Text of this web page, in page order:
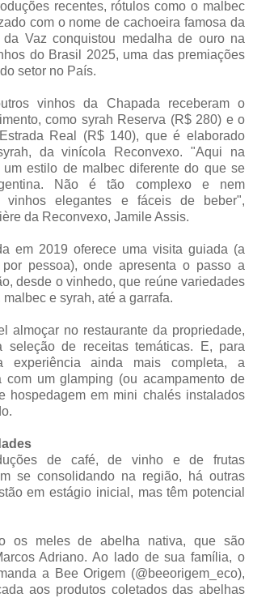
recentes, rótulos como o malbec
com o nome de cachoeira famosa da
Vaz conquistou medalha de ouro na
do Brasil 2025, uma das premiações
setor no País.
vinhos da Chapada receberam o
como syrah Reserva (R$ 280) e o
Real (R$ 140), que é elaborado
da vinícola Reconvexo. "Aqui na
estilo de malbec diferente do que se
Não é tão complexo e nem
vinhos elegantes e fáceis de beber",
da Reconvexo, Jamile Assis.
em 2019 oferece uma visita guiada (a
pessoa), onde apresenta o passo a
desde o vinhedo, que reúne variedades
e syrah, até a garrafa.
almoçar no restaurante da propriedade,
seleção de receitas temáticas. E, para
experiência ainda mais completa, a
com um glamping (ou acampamento de
hospedagem em mini chalés instalados
de café, de vinho e de frutas
se consolidando na região, há outras
em estágio inicial, mas têm potencial
os meles de abelha nativa, que são
Adriano. Ao lado de sua família, o
a Bee Origem (@beeorigem_eco),
aos produtos coletados das abelhas